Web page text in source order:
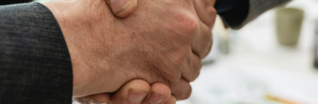
Infographics
Producten
Opleidingen